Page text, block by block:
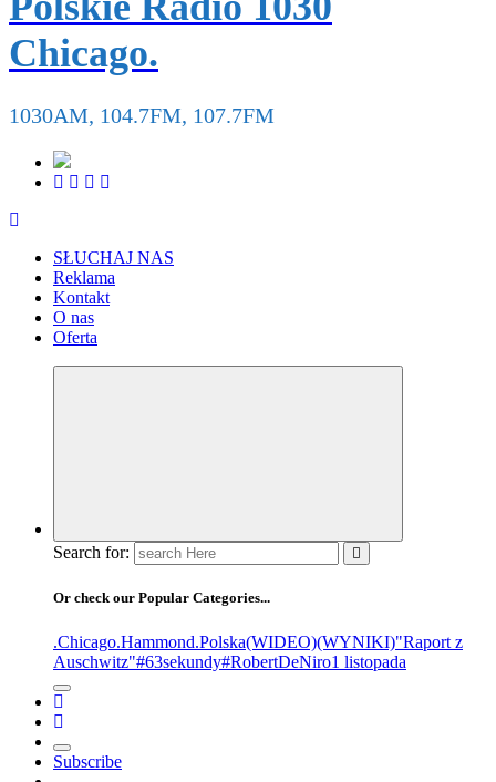
Chicago.
1030AM, 104.7FM, 107.7FM
SŁUCHAJ NAS
Reklama
Kontakt
O nas
Oferta
Search for:
Or check our Popular Categories...
.Chicago.Hammond.Polska(WIDEO)(WYNIKI)"Raport z
Auschwitz"#63sekundy#RobertDeNiro1 listopada
Subscribe